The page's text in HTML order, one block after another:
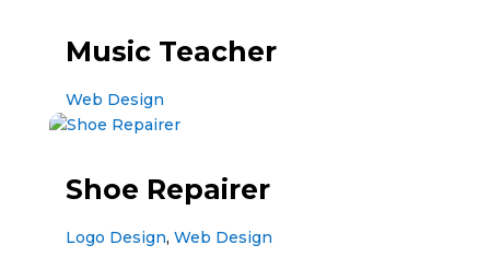
Music Teacher
Web Design
Shoe Repairer
Logo Design, Web Design